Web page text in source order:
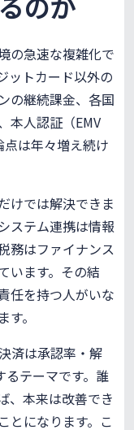
の急速な複雑化で
ットカード以外の
の継続課金、各国
本人認証（EMV
は年々増え続け
けでは解決できま
ステム連携は情報
務はファイナンス
います。その結
任を持つ人がいな
。
済は承認率・解
るテーマです。誰
、本来は改善でき
とになります。こ